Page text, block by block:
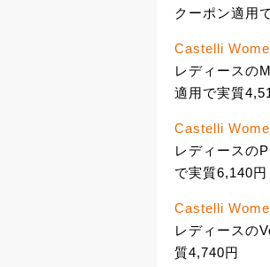
クーポン適用
Castelli
レディースの
適用で実質
Castelli
レディースの
で実質6,140円
Castelli
レディースの
質4,740円